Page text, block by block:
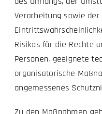
Verarbeitung sowie
Risikos für die Rechte
Personen, geeignete
organisatorische
angemessenes